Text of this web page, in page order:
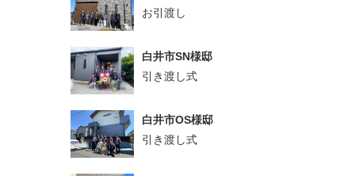
お引渡し
白井市SN様邸
引き渡し式
白井市OS様邸
引き渡し式